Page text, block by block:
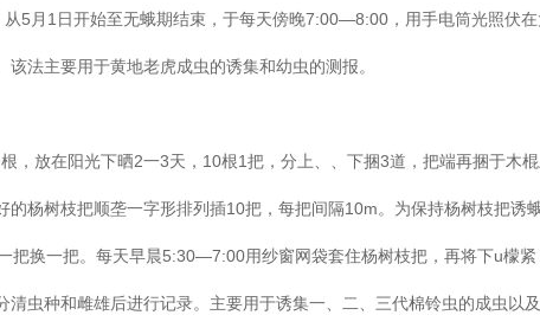
5月1日开始至无蛾期结束，于每天傍晚7:00—8:00，用手电筒光照伏
法主要用于黄地老虎成虫的诱集和幼虫的测报。
，放在阳光下晒2一3天，10根1把，分上、、下捆3道，把端再捆于木棍
杨树枝把顺垄一字形排列插10把，每把间隔10m。为保持杨树枝把诱
把换一把。每天早晨5:30—7:00用纱窗网袋套住杨树枝把，再将下u檬紧
虫种和雌雄后进行记录。主要用于诱集一、二、三代棉铃虫的成虫以